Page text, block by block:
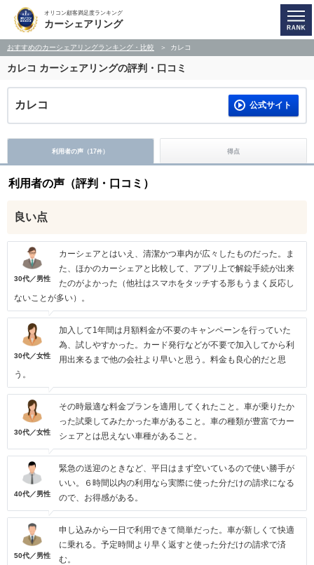
オリコン顧客満足度ランキング
カーシェアリング
おすすめのカーシェアリングランキング・比較 カレコ
カレコ カーシェアリングの評判・口コミ
カレコ 公式サイト
利用者の声（17件） 得点
利用者の声（評判・口コミ）
良い点
30代／男性
カーシェアとはいえ、清潔かつ車内が広々したものだった。ま
た、ほかのカーシェアと比較して、アプリ上で解錠手続が出来
たのがよかった（他社はスマホをタッチする形もうまく反応し
ないことが多い）。
30代／女性
加入して1年間は月額料金が不要のキャンペーンを行っていた
為、試しやすかった。カード発行などが不要で加入してから利
用出来るまで他の会社より早いと思う。料金も良心的だと思
う。
30代／女性
その時最適な料金プランを適用してくれたこと。車が乗りたか
った試乗してみたかった車があること。車の種類が豊富でカー
シェアとは思えない車種があること。
40代／男性
緊急の送迎のときなど、平日はまず空いているので使い勝手が
いい。６時間以内の利用なら実際に使った分だけの請求になる
ので、お得感がある。
50代／男性
申し込みから一日で利用できて簡単だった。車が新しくて快適
に乗れる。予定時間より早く返すと使った分だけの請求で済
む。